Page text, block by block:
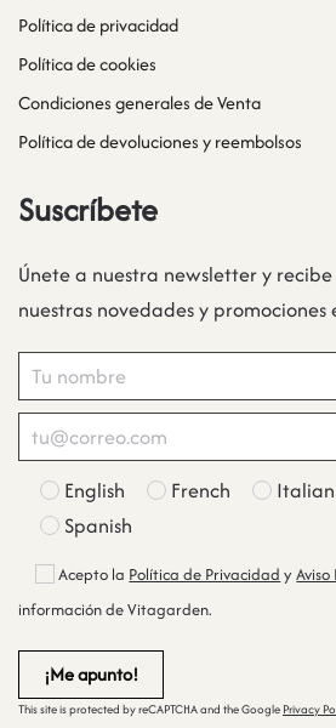
Política de privacidad
Política de cookies
Condiciones generales de Venta
Política de devoluciones y reembolsos
Suscríbete
Únete a nuestra newsletter y
nuestras novedades y promociones
English French Italian
Spanish
Acepto la Política de Privacidad y
información de Vitagarden.
This site is protected by reCAPTCHA and the Google Privacy